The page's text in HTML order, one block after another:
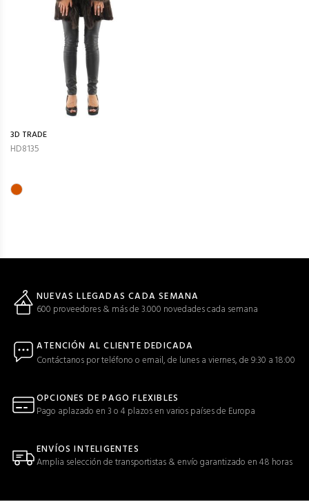
3D TRADE
HD8135
NUEVAS LLEGADAS CADA SEMANA
600 proveedores & más de 3.000 novedades cada semana
ATENCIÓN AL CLIENTE DEDICADA
Contáctanos por teléfono o email, de lunes a viernes, de 9:30 a 18:00
OPCIONES DE PAGO FLEXIBLES
Pago aplazado en 3 o 4 plazos en varios países de Europa
ENVÍOS INTELIGENTES
Amplia selección de transportistas & envío garantizado en 48 horas